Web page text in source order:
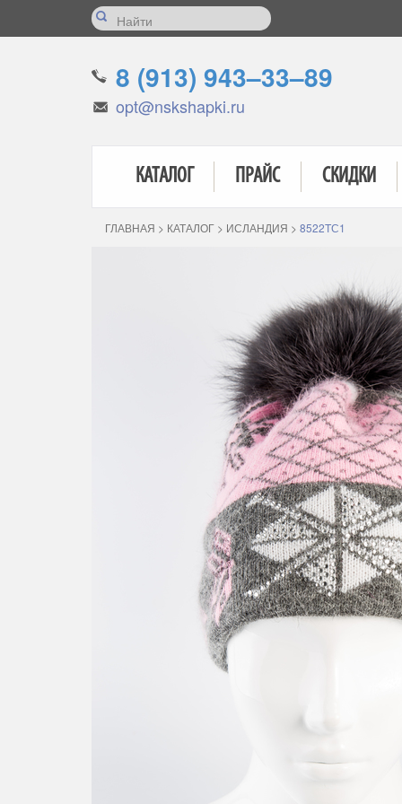
8 (913) 943–33–89
opt@nskshapki.ru
КАТАЛОГ ПРАЙС СКИДКИ
ГЛАВНАЯ > КАТАЛОГ > ИСЛАНДИЯ > 8522TС1